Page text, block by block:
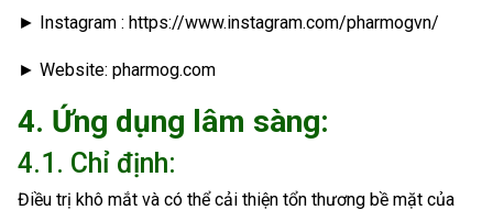
► Instagram : https://www.instagram.com/pharmogvn/
► Website: pharmog.com
4. Ứng dụng lâm sàng:
4.1. Chỉ định:
Điều trị khô mắt và có thể cải thiện tổn thương bề mặt của